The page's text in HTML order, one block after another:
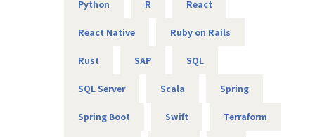
（AIエンジニアコース/IT パスポート試験+基本情報技術者試
1ヵ月半～2ヵ月に1度のペースで営業担当による技術者へ
不満・不安をヒアリングすると同時に、自分が歩んでいき
持に繋げています。
Python R React
React Native Ruby on Rails
Rust SAP SQL
SQL Server Scala Spring
Spring Boot Swift Terraform